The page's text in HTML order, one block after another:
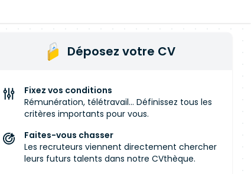
Déposez votre CV
Fixez vos conditions
Rémunération, télétravail... Définissez tous les
critères importants pour vous.
Faites-vous chasser
Les recruteurs viennent directement chercher
leurs futurs talents dans notre CVthèque.